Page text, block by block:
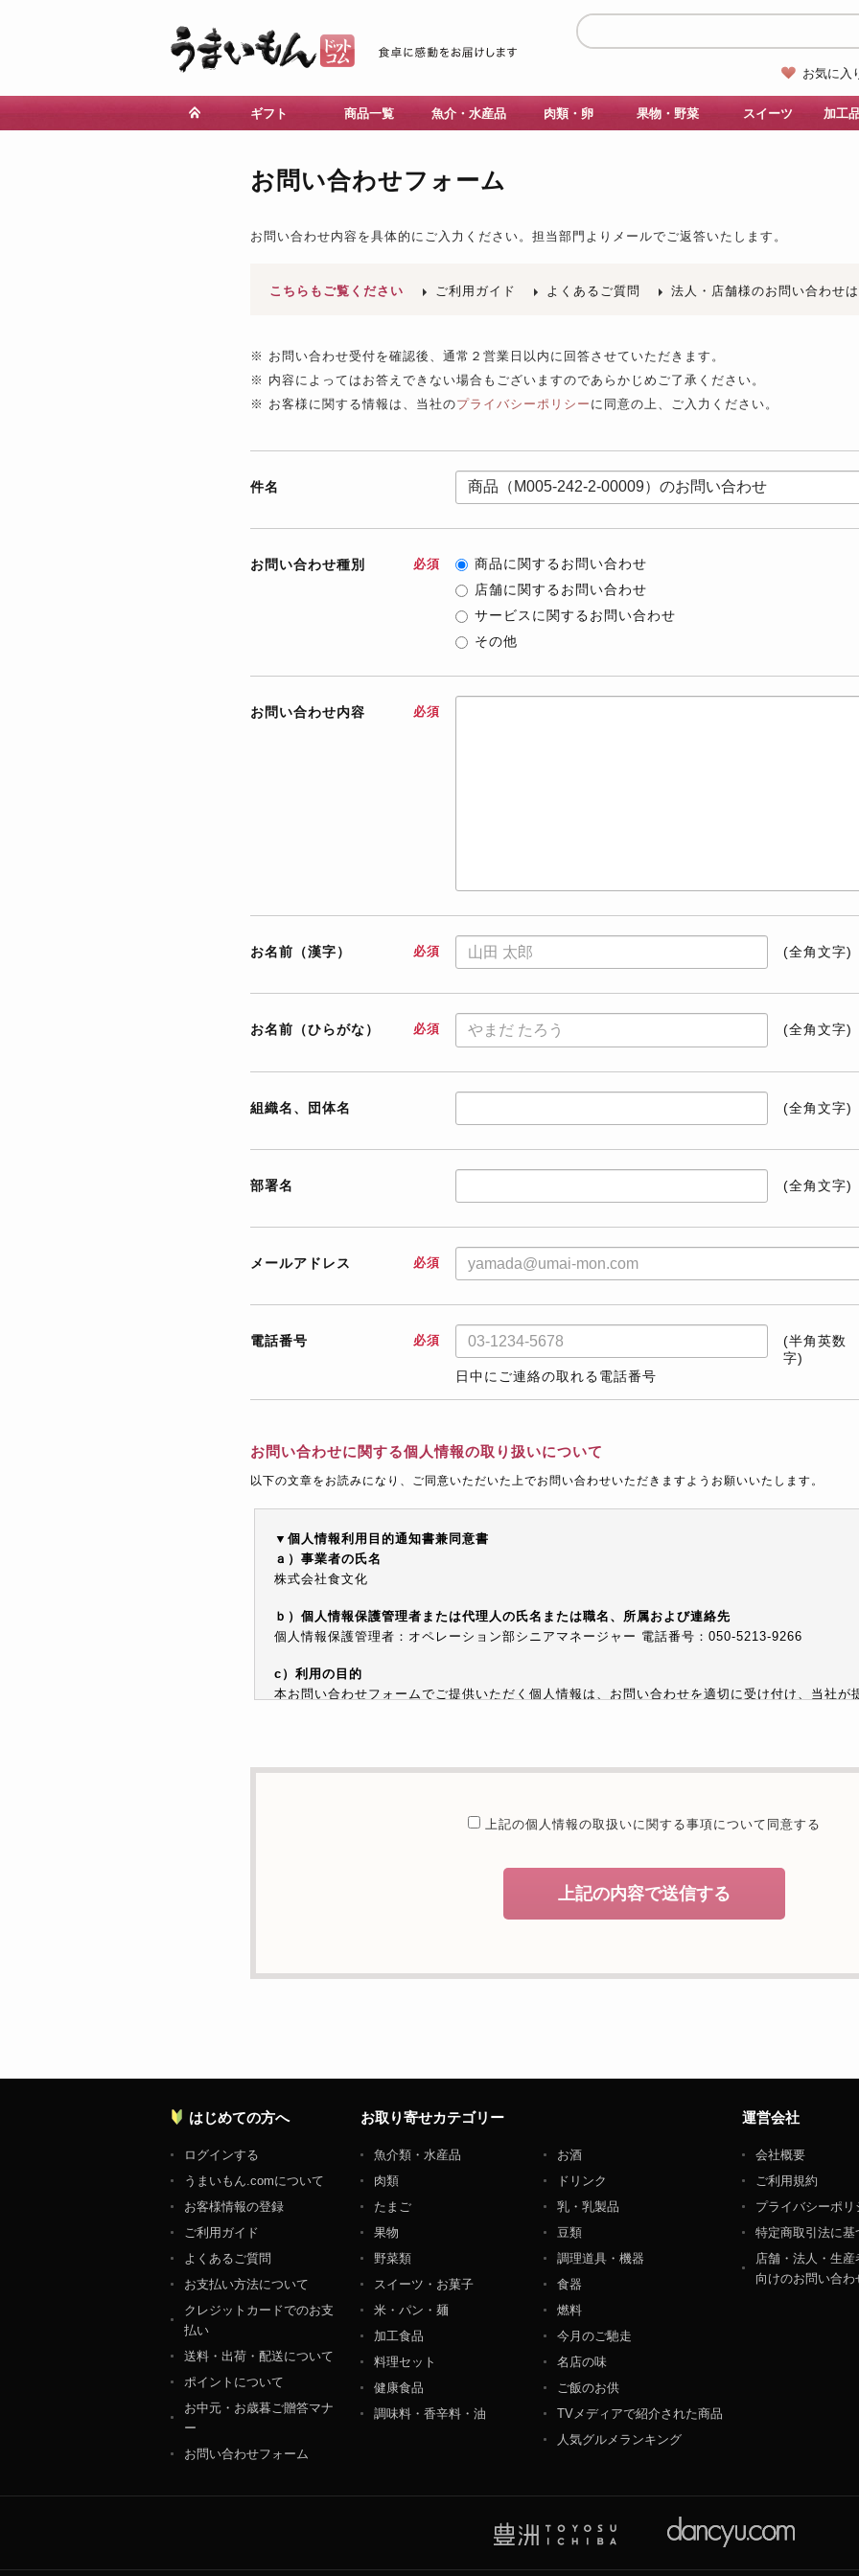
お気に入
ギフト 商品一覧 魚介・水産品 肉類・卵 果物・野菜 スイーツ 加工
お問い合わせフォーム
お問い合わせ内容を具体的にご入力ください。担当部門よりメールでご返答いたします。
こちらもご覧ください ご利用ガイド よくあるご質問 法人・店舗様のお問い合わせ
※ お問い合わせ受付を確認後、通常２営業日以内に回答させていただきます。
※ 内容によってはお答えできない場合もございますのであらかじめご了承ください。
※ お客様に関する情報は、当社のプライバシーポリシー に同意の上、ご入力ください。
件名
お問い合わせ種別 必須
商品に関するお問い合わせ
店舗に関するお問い合わせ
サービスに関するお問い合わせ
その他
お問い合わせ内容 必須
お名前（漢字） 必須 (全角文字)
お名前（ひらがな） 必須 (全角文字)
組織名、団体名 (全角文字)
部署名 (全角文字)
メールアドレス 必須
電話番号 必須
日中にご連絡の取れる電話番号
(半角英数
字)
お問い合わせに関する個人情報の取り扱いについて
以下の文章をお読みになり、ご同意いただいた上でお問い合わせいただきますようお願いいたします。
▼個人情報利用目的通知書兼同意書
ａ）事業者の氏名
株式会社食文化
ｂ）個人情報保護管理者または代理人の氏名または職名、所属および連絡先
個人情報保護管理者：オペレーション部シニアマネージャー 電話番号：050-5213-9266
c）利用の目的
本お問い合わせフォームでご提供いただく個人情報は、お問い合わせを適切に受け付け、当社が
本人の同意がある場合または法令に基づく場合を除き、取得した個人情報を第三者に提供するこ
個人情報について当社が個人情報保護管理体制について一定の水準に達していると認めた委託者
f）開示対象個人情報の開示等および問合せ窓口について
ご本人からの求めにより、当社が保有する開示対象個人情報の利用目的の通知・開示・内容の訂
ます。これらには、お客様のお名前、ご住所、電話番号、電子メールアドレスなど、お客様を特
個人情報保護管理者：オペレーション部シニアマネージャー
〒106-0044 東京都港区東麻布一丁目２７番１号 東麻布食文化ビル４階
ＴＥＬ：050-5213-9266
ＦＡＸ：047-401-6847
上記の個人情報の取扱いに関する事項について同意する
上記の内容で送信する
はじめての方へ
ログインする
うまいもん.comについて
お客様情報の登録
ご利用ガイド
よくあるご質問
お支払い方法について
クレジットカードでのお支
払い
送料・出荷・配送について
ポイントについて
お中元・お歳暮ご贈答マナ
ー
お問い合わせフォーム
お取り寄せカテゴリー
魚介類・水産品
肉類
たまご
果物
野菜類
スイーツ・お菓子
米・パン・麺
加工食品
料理セット
健康食品
調味料・香辛料・油
お酒
ドリンク
乳・乳製品
豆類
調理道具・機器
食器
燃料
今月のご馳走
名店の味
ご飯のお供
TVメディアで紹介された商品
人気グルメランキング
運営会社
会社概要
ご利用規約
プライバシーポリ
特定商取引法に基
店舗・法人・生産
向けのお問い合わ